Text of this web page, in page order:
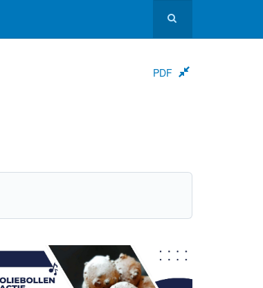
PDF